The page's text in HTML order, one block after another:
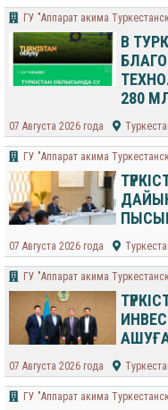
ГУ "Аппарат акима
В
280
07 Августа 2026 года
ГУ "Аппарат акима
07 Августа 2026 года
ГУ "Аппарат акима
07 Августа 2026 года
ГУ "Аппарат акима